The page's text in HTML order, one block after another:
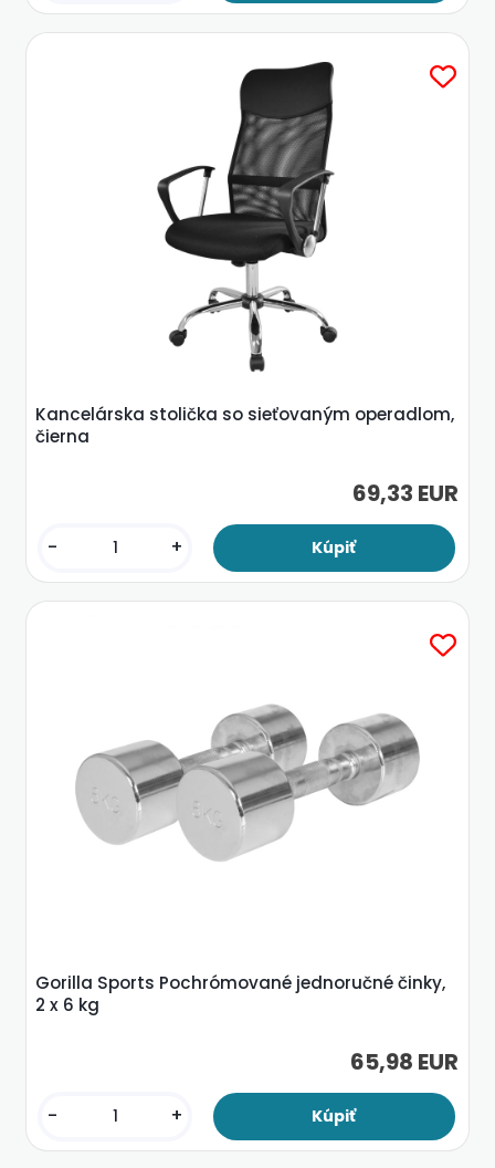
Kancelárska stolička so sieťovaným operadlom,
čierna
69,33 EUR
- +
Gorilla Sports Pochrómované jednoručné činky,
2 x 6 kg
65,98 EUR
- +